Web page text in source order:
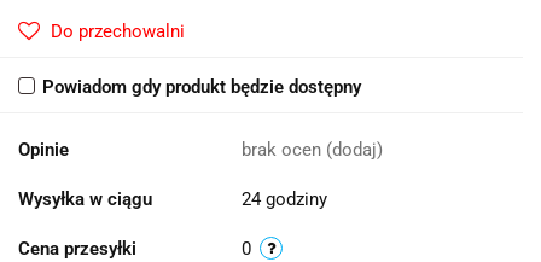
Do przechowalni
Powiadom gdy produkt będzie dostępny
Opinie brak ocen (dodaj)
Wysyłka w ciągu 24 godziny
Cena przesyłki 0